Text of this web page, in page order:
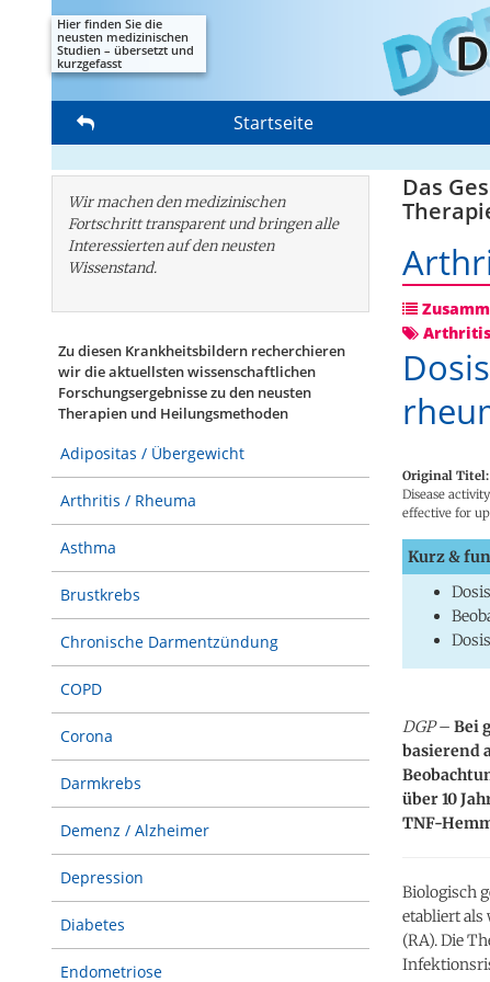
Hier finden Sie die
neusten medizinischen
Studien – übersetzt und
kurzgefasst
Startseite
Wir machen den medizinischen
Fortschritt transparent und bringen alle
Interessierten auf den neusten
Wissenstand.
Zu diesen Krankheitsbildern recherchieren
wir die aktuellsten wissenschaftlichen
Forschungs­ergebnisse zu den neusten
Therapien und Heilungsmethoden
Adipositas / Übergewicht
Arthritis / Rheuma
Asthma
Brustkrebs
Chronische Darmentzündung
COPD
Corona
Darmkrebs
Demenz / Alzheimer
Depression
Diabetes
Endometriose
Das
Arthritis
Original Titel:
Disease
effective for
Kurz &
DGP– Bei
basierend
über 10
TNF-
Biologisch
etabliert
(RA). Die